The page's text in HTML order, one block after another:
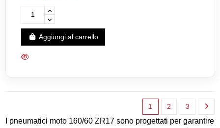
Aggiungi al carrello
1 2 3
I pneumatici moto 160/60 ZR17 sono progettati per garantire